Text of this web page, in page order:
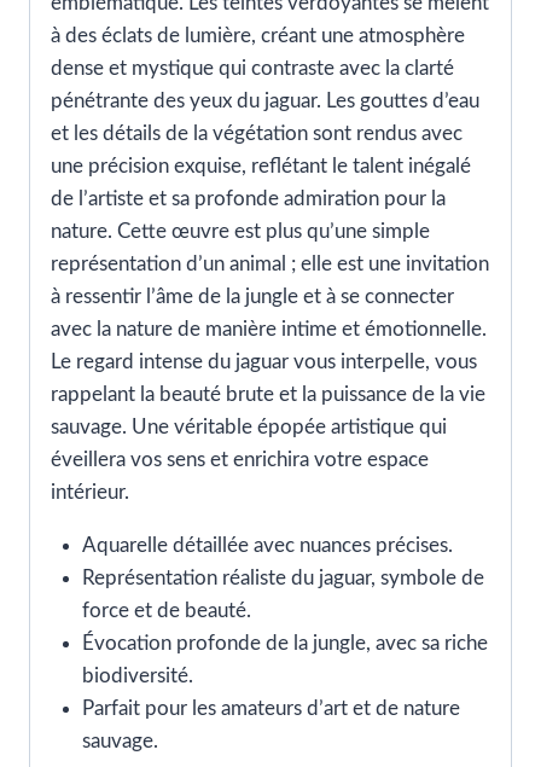
à des éclats de lumière, créant une atmosphère
dense et mystique qui contraste avec la clarté
pénétrante des yeux du jaguar. Les gouttes d’eau
et les détails de la végétation sont rendus avec
une précision exquise, reflétant le talent inégalé
de l’artiste et sa profonde admiration pour la
nature. Cette œuvre est plus qu’une simple
représentation d’un animal ; elle est une invitation
à ressentir l’âme de la jungle et à se connecter
avec la nature de manière intime et émotionnelle.
Le regard intense du jaguar vous interpelle, vous
rappelant la beauté brute et la puissance de la vie
sauvage. Une véritable épopée artistique qui
éveillera vos sens et enrichira votre espace
intérieur.
Aquarelle détaillée avec nuances précises.
Représentation réaliste du jaguar, symbole de
force et de beauté.
Évocation profonde de la jungle, avec sa riche
biodiversité.
Parfait pour les amateurs d’art et de nature
sauvage.